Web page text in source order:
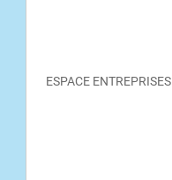
ESPACE ENTREPRISES